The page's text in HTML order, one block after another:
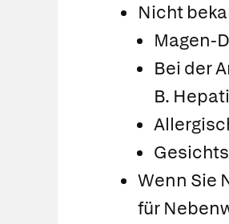
Nicht
Magen-
Bei der
B.
Wenn Sie
für